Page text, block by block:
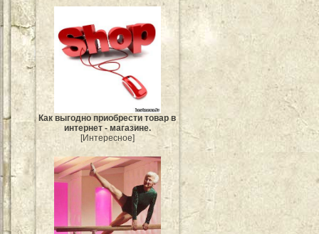
Как выгодно приобрести товар в
интернет - магазине.
[Интересное]